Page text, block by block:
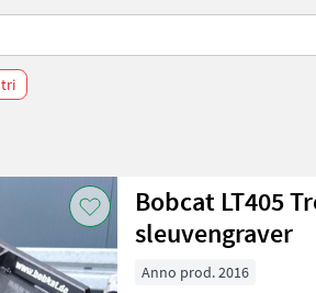
Bobcat LT405
sleuvengraver
Anno prod. 2016